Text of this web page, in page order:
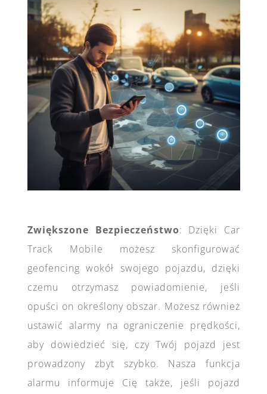
Zwiększone Bezpieczeństwo: Dzięki Car
Track Mobile możesz skonfigurować
geofencing wokół swojego pojazdu, dzięki
czemu otrzymasz powiadomienie, jeśli
opuści on określony obszar. Możesz również
ustawić alarmy na ograniczenie prędkości,
aby dowiedzieć się, czy Twój pojazd jest
prowadzony zbyt szybko. Nasza funkcja
alarmu informuje Cię także, jeśli pojazd